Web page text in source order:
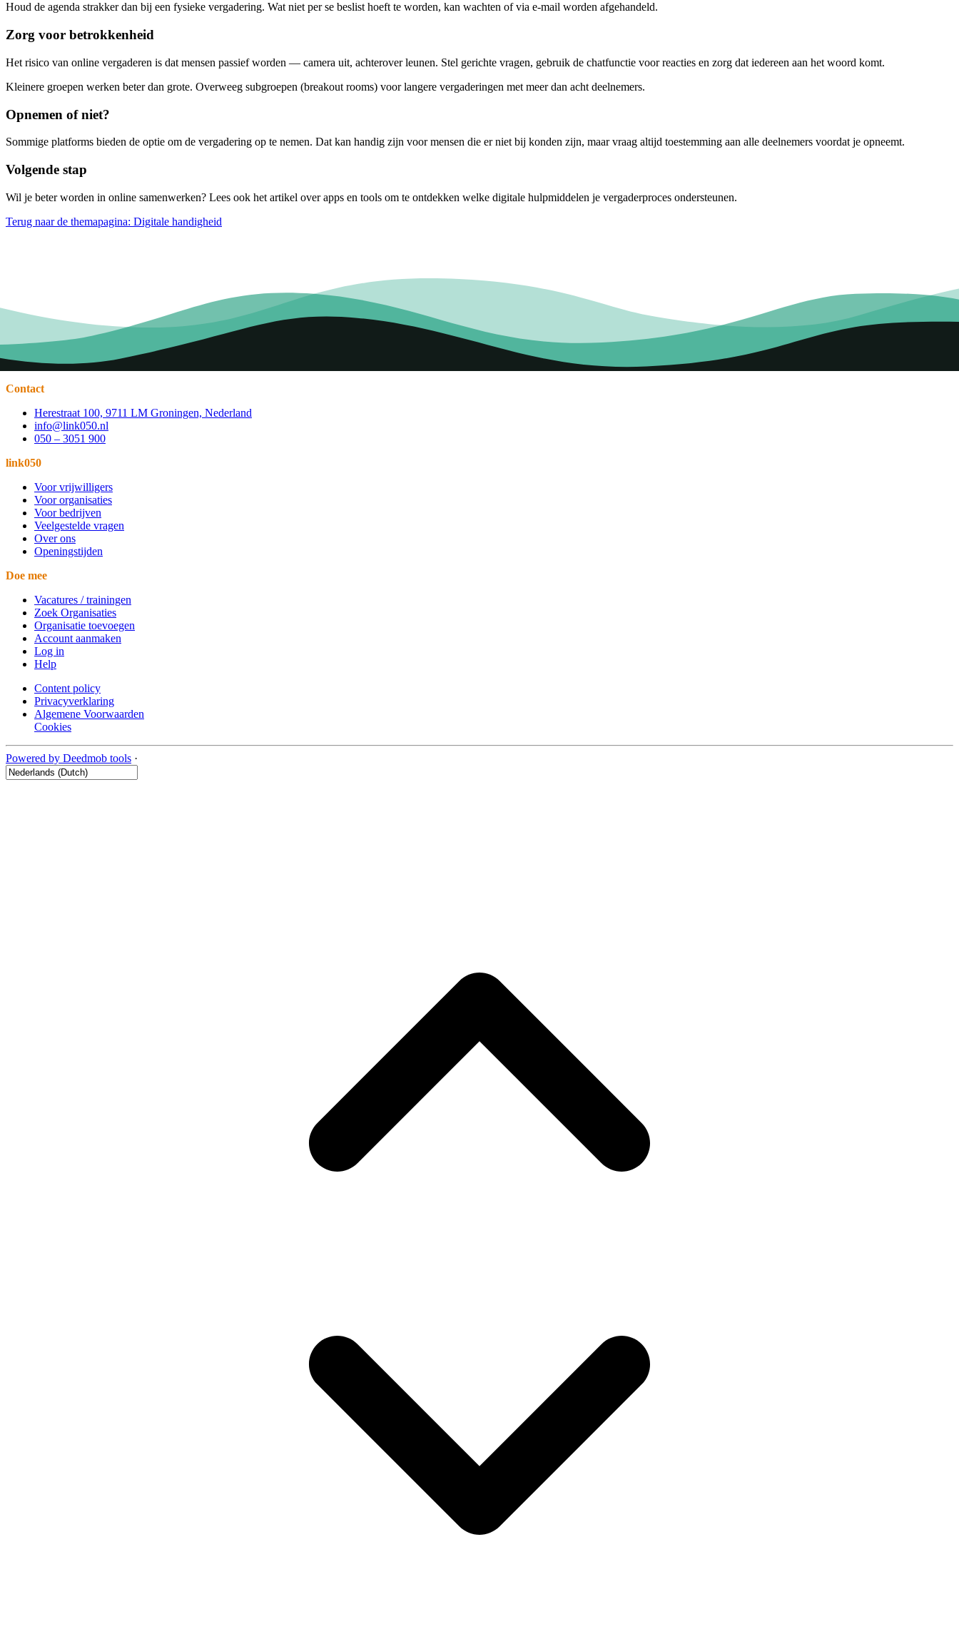
Houd de agenda strakker dan bij een fysieke vergadering. Wat niet per se beslist hoeft te worden, kan wachten of via e-mail worden afgehandeld.
Zorg voor betrokkenheid
Het risico van online vergaderen is dat mensen passief worden — camera uit, achterover leunen. Stel gerichte vragen, gebruik de chatfunctie voor reacties en zorg dat iedereen aan het woord komt.
Kleinere groepen werken beter dan grote. Overweeg subgroepen (breakout rooms) voor langere vergaderingen met meer dan acht deelnemers.
Opnemen of niet?
Sommige platforms bieden de optie om de vergadering op te nemen. Dat kan handig zijn voor mensen die er niet bij konden zijn, maar vraag altijd toestemming aan alle deelnemers voordat je opneemt.
Volgende stap
Wil je beter worden in online samenwerken? Lees ook het artikel over apps en tools om te ontdekken welke digitale hulpmiddelen je vergaderproces ondersteunen.
Terug naar de themapagina: Digitale handigheid
Contact
Herestraat 100, 9711 LM Groningen, Nederland
info@link050.nl
050 – 3051 900
link050
Voor vrijwilligers
Voor organisaties
Voor bedrijven
Veelgestelde vragen
Over ons
Openingstijden
Doe mee
Vacatures / trainingen
Zoek Organisaties
Organisatie toevoegen
Account aanmaken
Log in
Help
Content policy
Privacyverklaring
Algemene Voorwaarden
Cookies
Powered by Deedmob tools ·